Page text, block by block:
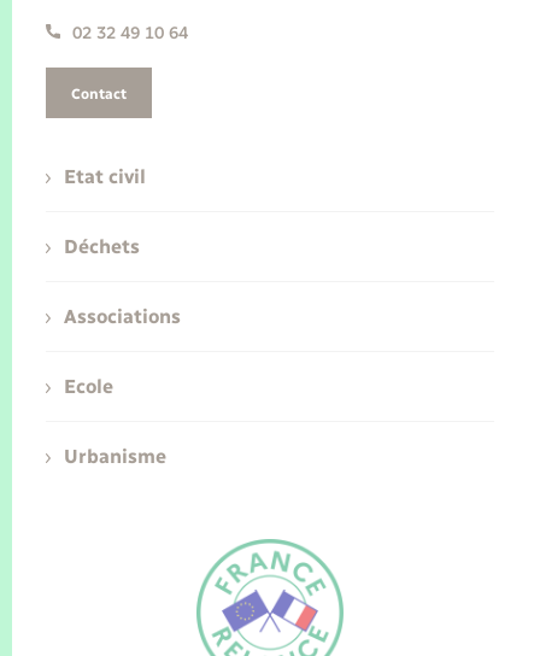
02 32 49 10 64
Contact
Etat civil
Déchets
Associations
Ecole
Urbanisme